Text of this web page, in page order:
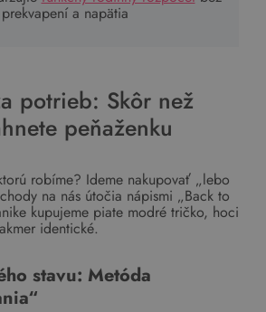
prekvapení a napätia
potrieb: Skôr než
peňaženku
robíme? Ideme nakupovať „lebo
na nás útočia nápismi „Back to
kupujeme piate modré tričko, hoci
identické.
stavu: Metóda